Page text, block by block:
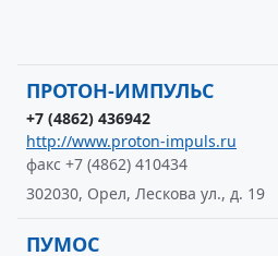
ПРОТОН-ИМПУЛЬС
+7 (4862) 436942
http://www.proton-impuls.ru
факс +7 (4862) 410434
302030, Орел, Лескова ул., д. 19
ПУМОС